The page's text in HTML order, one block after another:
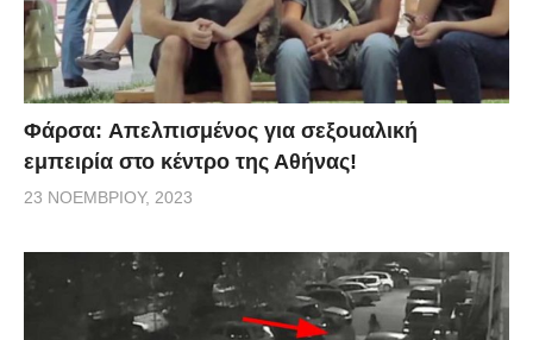
Φάρσα: Aπελπισμένος για σεξοuαλική
εμπειρία στο κέντρο της Αθήνας!
23 ΝΟΕΜΒΡΊΟΥ, 2023